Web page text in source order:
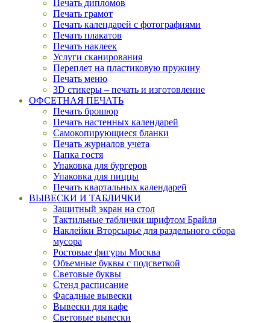
Печать дипломов
Печать грамот
Печать календарей с фотографиями
Печать плакатов
Печать наклеек
Услуги сканирования
Переплет на пластиковую пружину
Печать меню
3D стикеры – печать и изготовление
ОФСЕТНАЯ ПЕЧАТЬ
Печать брошюр
Печать настенных календарей
Cамокопирующиеся бланки
Печать журналов учета
Папка гостя
Упаковка для бургеров
Упаковка для пиццы
Печать квартальных календарей
ВЫВЕСКИ И ТАБЛИЧКИ
Защитный экран на стол
Тактильные таблички шрифтом Брайля
Наклейки Вторсырье для раздельного сбора
мусора
Ростовые фигуры Москва
Объемные буквы с подсветкой
Световые буквы
Стенд расписание
Фасадные вывески
Вывески для кафе
Световые вывески